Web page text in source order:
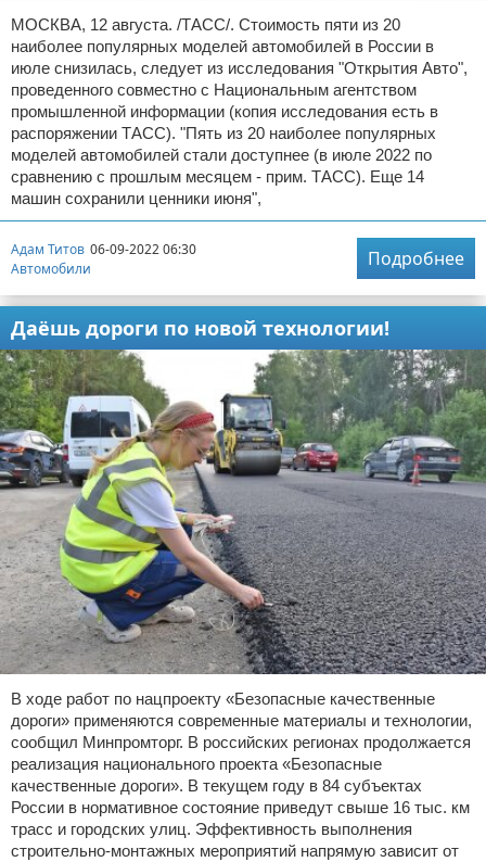
МОСКВА, 12 августа. /ТАСС/. Стоимость пяти из 20
наиболее популярных моделей автомобилей в России в
июле снизилась, следует из исследования "Открытия Авто",
проведенного совместно с Национальным агентством
промышленной информации (копия исследования есть в
распоряжении ТАСС). "Пять из 20 наиболее популярных
моделей автомобилей стали доступнее (в июле 2022 по
сравнению с прошлым месяцем - прим. ТАСС). Еще 14
машин сохранили ценники июня",
Адам Титов 06-09-2022 06:30
Автомобили
Подробнее
Даёшь дороги по новой технологии!
В ходе работ по нацпроекту «Безопасные качественные
дороги» применяются современные материалы и технологии,
сообщил Минпромторг. В российских регионах продолжается
реализация национального проекта «Безопасные
качественные дороги». В текущем году в 84 субъектах
России в нормативное состояние приведут свыше 16 тыс. км
трасс и городских улиц. Эффективность выполнения
строительно-монтажных мероприятий напрямую зависит от